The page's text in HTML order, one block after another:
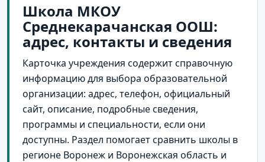
Школа МКОУ
Среднекарачанская ООШ:
адрес, контакты и сведения
Карточка учреждения содержит справочную
информацию для выбора образовательной
организации: адрес, телефон, официальный
сайт, описание, подробные сведения,
программы и специальности, если они
доступны. Раздел помогает сравнить школы в
регионе Воронеж и Воронежская область и